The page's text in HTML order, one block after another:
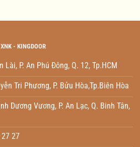
- KINGDOOR
P. An Phú Đông, Q. 12, Tp.HCM
Tri Phương, P. Bửu Hòa,Tp.Biên Hòa
Dương Vương, P. An Lạc, Q. Binh Tân,
27